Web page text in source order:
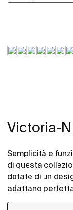
Victoria-N
Semplicità e
di questa
dotate di un
adattano
permettono di